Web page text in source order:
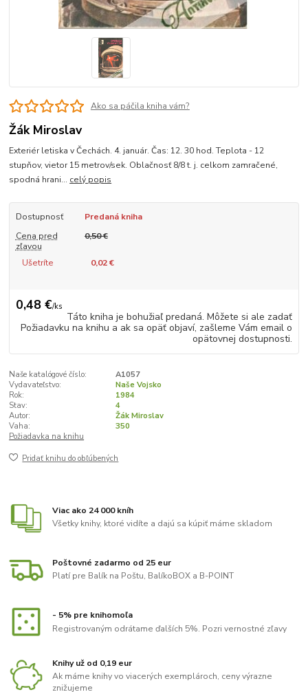
Ako sa páčila kniha vám?
Žák Miroslav
Exteriér letiska v Čechách. 4. január. Čas: 12. 30 hod. Teplota - 12
stupňov, vietor 15 metrov/sek. Oblačnosť 8/8 t. j. celkom zamračené,
spodná hrani... celý popis
Dostupnosť
Predaná kniha
Cena pred
zľavou
0,50 €
Ušetríte 0,02 €
0,48 €/ks
Táto kniha je bohužiaľ predaná. Môžete si ale zadať
Požiadavku na knihu a ak sa opäť objaví, zašleme Vám email o
opätovnej dostupnosti.
Naše katalógové číslo:
A1057
Vydavateľstvo:
Naše Vojsko
Rok:
1984
Stav:
4
Autor:
Žák Miroslav
Vaha:
350
Požiadavka na knihu
Pridať knihu do obľúbených
Viac ako 24 000 kníh
Všetky knihy, ktoré vidíte a dajú sa kúpiť máme skladom
Poštovné zadarmo od 25 eur
Platí pre Balík na Poštu, BalíkoBOX a B-POINT
- 5% pre knihomoľa
Registrovaným odrátame ďalších 5%. Pozri vernostné zľavy
Knihy už od 0,19 eur
Ak máme knihy vo viacerých exemplároch, ceny výrazne
znižujeme